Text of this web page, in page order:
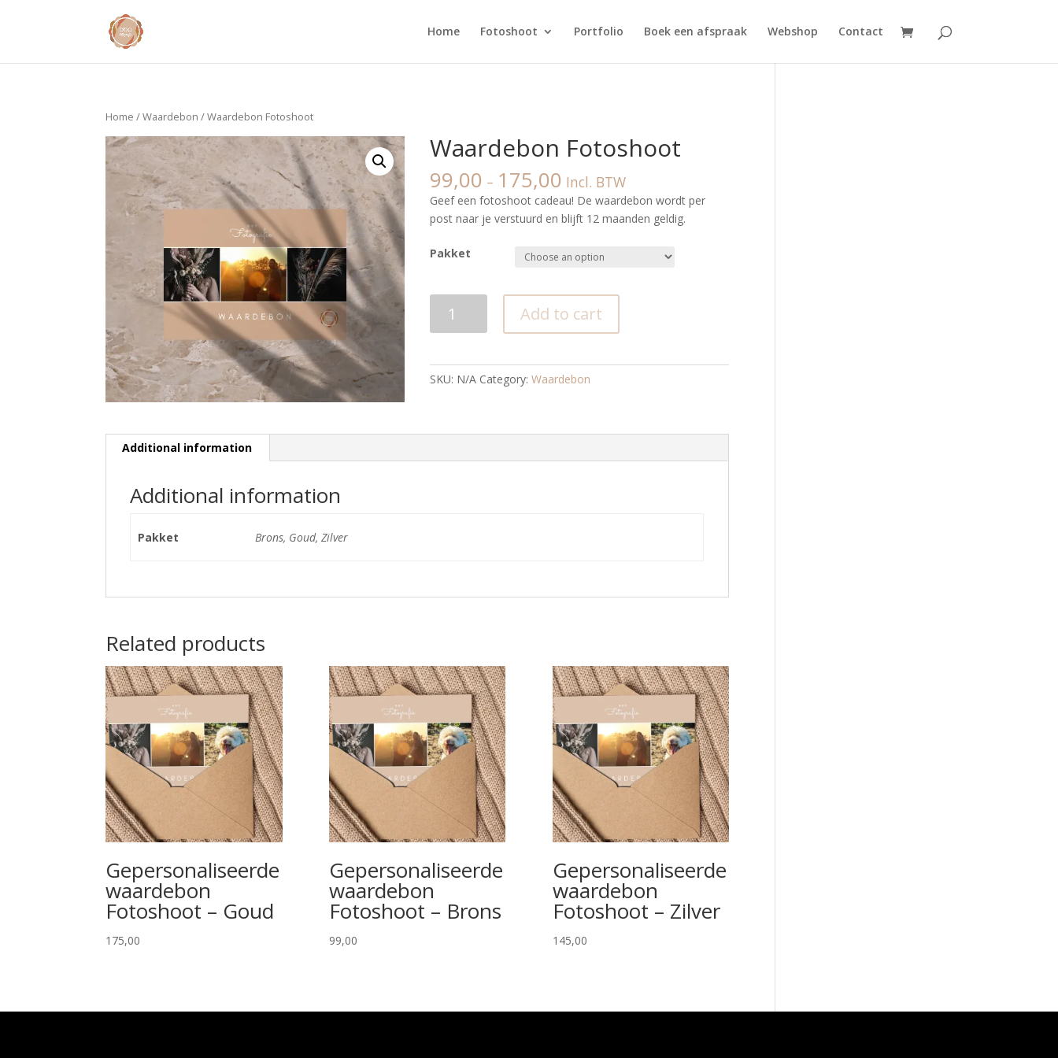
Home Fotoshoot Portfolio Boek een afspraak Webshop Contact
Home /Waardebon / Waardebon Fotoshoot
Waardebon Fotoshoot
99,00 – 175,00 Incl. BTW
Geef een fotoshoot cadeau! De waardebon wordt per
post naar je verstuurd en blijft 12 maanden geldig.
Pakket
Fotoshoot
Add to cart
SKU: N/A Category:Waardebon
Additional information
Additional information
Pakket Brons, Goud, Zilver
Related products
Gepersonaliseerde
waardebon
Fotoshoot – Goud
175,00
Gepersonaliseerde
waardebon
Fotoshoot – Brons
99,00
Gepersonaliseerde
waardebon
Fotoshoot – Zilver
145,00